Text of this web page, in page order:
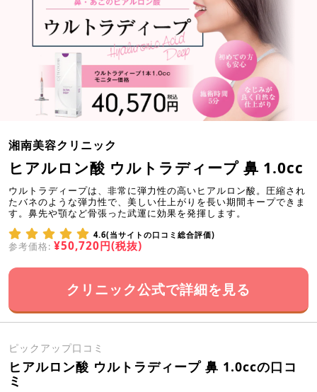
湘南美容クリニック
ヒアルロン酸 ウルトラディープ 鼻 1.0cc
ウルトラディープは、非常に弾力性の高いヒアルロン酸。圧縮され
たバネのような弾力性で、美しい仕上がりを長い期間キープできま
す。鼻先や顎など骨張った武運に効果を発揮します。
4.6(当サイトの口コミ総合評価)
参考価格: ¥50,720円(税抜)
クリニック公式で詳細を見る
ピックアップ口コミ
ヒアルロン酸 ウルトラディープ 鼻 1.0ccの口コ
ミ